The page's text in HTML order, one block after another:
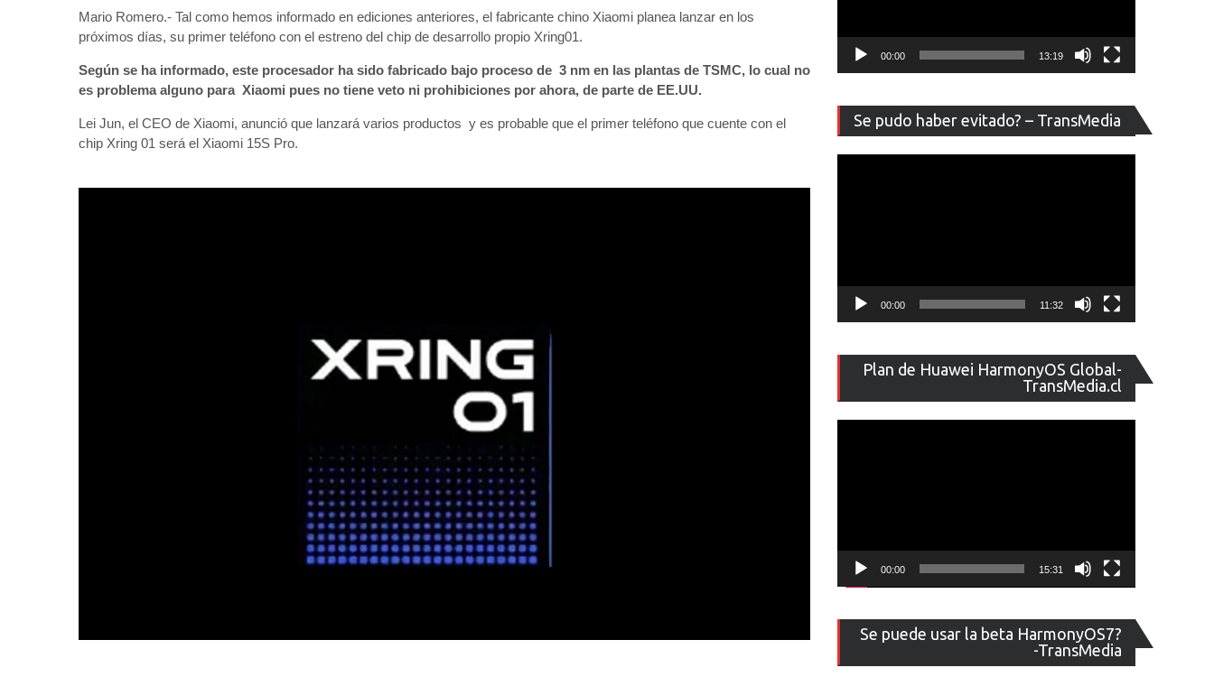
Mario Romero.- Tal como hemos informado en ediciones anteriores, el fabricante chino Xiaomi planea lanzar en los
próximos días, su primer teléfono con el estreno del chip de desarrollo propio Xring01.
Según se ha informado, este procesador ha sido fabricado bajo proceso de 3 nm en las plantas de TSMC, lo cual no
es problema alguno para Xiaomi pues no tiene veto ni prohibiciones por ahora, de parte de EE.UU.
Lei Jun, el CEO de Xiaomi, anunció que lanzará varios productos y es probable que el primer teléfono que cuente con el
chip Xring 01 será el Xiaomi 15S Pro.
00:00 13:19
Se pudo haber evitado? – TransMedia
de
vídeo
00:00 11:32
Plan de Huawei HarmonyOS Global-
TransMedia.cl
de
vídeo
00:00 15:31
Se puede usar la beta HarmonyOS7?
-TransMedia
de
vídeo